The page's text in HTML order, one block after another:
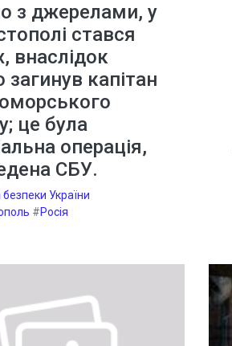
з джерелами, у
стався
внаслідок
загинув капітан
це була
операція,
СБУ.
України
#Росія